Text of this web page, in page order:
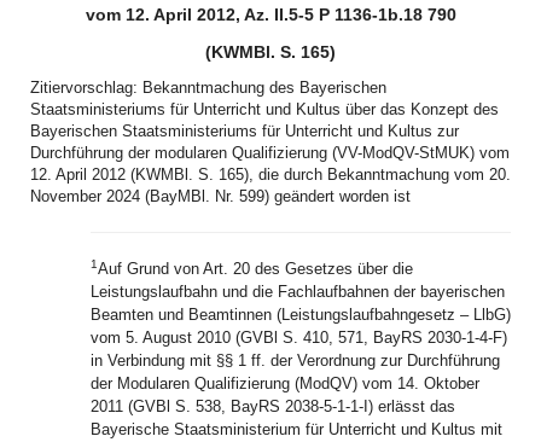
vom 12. April 2012, Az. II.5-5 P 1136-1b.18 790
(KWMBl. S. 165)
Zitiervorschlag: Bekanntmachung des Bayerischen
Staatsministeriums für Unterricht und Kultus über das Konzept des
Bayerischen Staatsministeriums für Unterricht und Kultus zur
Durchführung der modularen Qualifizierung (VV-ModQV-StMUK) vom
12. April 2012 (KWMBl. S. 165), die durch Bekanntmachung vom 20.
November 2024 (BayMBl. Nr. 599) geändert worden ist
1Auf Grund von Art. 20 des Gesetzes über die
Leistungslaufbahn und die Fachlaufbahnen der bayerischen
Beamten und Beamtinnen (Leistungslaufbahngesetz – LlbG)
vom 5. August 2010 (GVBl S. 410, 571, BayRS 2030-1-4-F)
in Verbindung mit §§ 1 ff. der Verordnung zur Durchführung
der Modularen Qualifizierung (ModQV) vom 14. Oktober
2011 (GVBl S. 538, BayRS 2038-5-1-1-I) erlässt das
Bayerische Staatsministerium für Unterricht und Kultus mit